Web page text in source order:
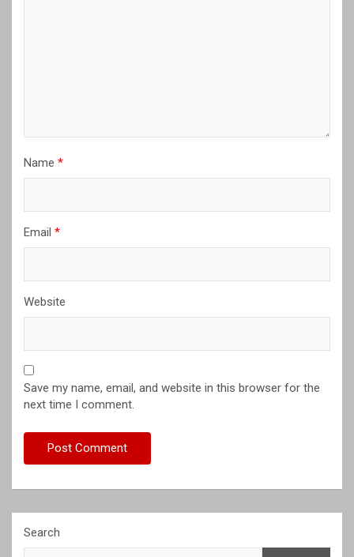
Name *
Email *
Website
Save my name, email, and website in this browser for the
next time I comment.
Search